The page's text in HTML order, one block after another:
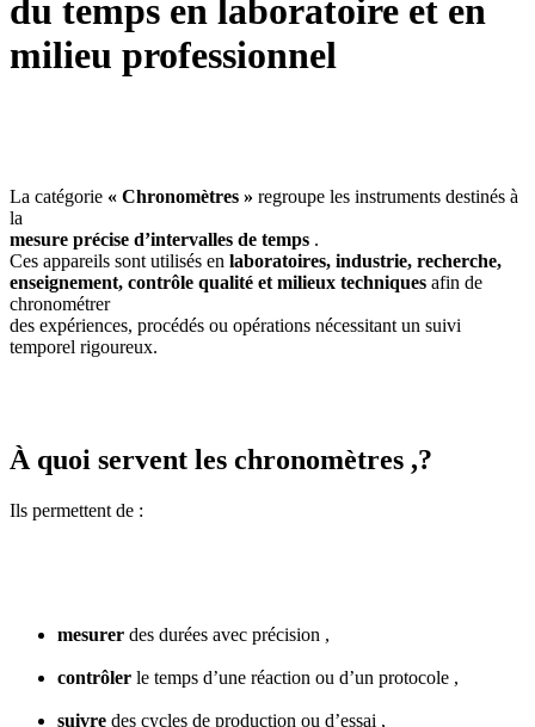
du temps en laboratoire et en
milieu professionnel
La catégorie « Chronomètres » regroupe les instruments destinés à
la
mesure précise d’intervalles de temps .
Ces appareils sont utilisés en laboratoires, industrie, recherche,
enseignement, contrôle qualité et milieux techniques afin de
chronométrer
des expériences, procédés ou opérations nécessitant un suivi
temporel rigoureux.
À quoi servent les chronomètres ,?
Ils permettent de :
mesurer des durées avec précision ,
contrôler le temps d’une réaction ou d’un protocole ,
suivre des cycles de production ou d’essai ,